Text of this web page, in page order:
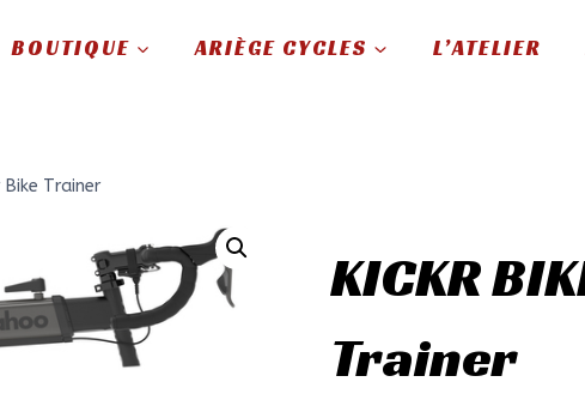
BOUTIQUE ARIÈGE CYCLES L’ATELIER
Bike Trainer
KICKR
Trainer
initial
actuel